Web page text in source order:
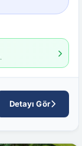
Detayı Gör